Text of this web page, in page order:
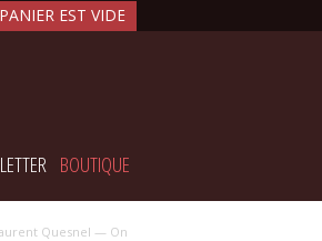
BOUTIQUE
Quesnel — On